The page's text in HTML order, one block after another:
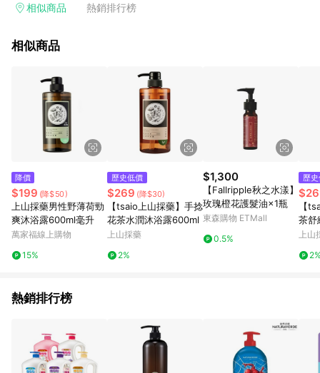
天前後發送 3.使用小三美日APP下單，將無法獲得點數回饋 4.
皆不計入點數回饋，依扣除前述所有折讓金額，得最終之金額贈
(折價券或全館滿額折)及50元美幣，實際回饋金額需扣除所有折
讓金額，得最終金額400元贈點。 例2：訂單總金額為500元，未
達免運門檻運費60元，使用60元折扣(折價券或全館滿額折)及60
元美幣，實際回饋金額需扣除運費及所有折讓金額，得最終金額
320元贈點。 例3：訂單總金額為199元，使用免運券折抵60元運
費，因未達原設定之免運門檻，故運費仍視為折讓金額，實際回
饋金額須扣除60元運費，得最終金額139元贈點。
相似商品 熱銷排行榜
相似商品
降價
$199 (降$50)
上山採藥男性野薄荷勁
爽沐浴露600ml毫升
萬家福線上購物
15%
歷史低價
$269 (降$30)
【tsaio上山採藥】手捻
花茶水潤沐浴露600ml
上山採藥
2%
$1,300
【Fallripple秋之水漾】
玫瑰橙花護髮油×1瓶
東森購物 ETMall
0.5%
歷
【
茶舒
ml
上山
熱銷排行榜